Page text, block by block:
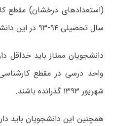
(استعدادهای درخشان) مقطع
سال تحصیلی ۹۴-۹۳ در این دانشگاه پذیرش می‌کند.
شهریور ۱۳۹۳ گذرانده باشند.